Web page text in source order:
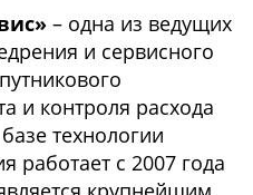
– одна из ведущих
и сервисного
и контроля расхода
технологии
работает с 2007 года